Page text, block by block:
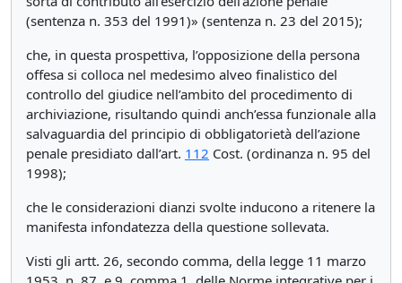
(sentenza n. 353 del 1991)» (sentenza n. 23 del 2015);
che, in questa prospettiva, l’opposizione della persona
offesa si colloca nel medesimo alveo finalistico del
controllo del giudice nell’ambito del procedimento di
archiviazione, risultando quindi anch’essa funzionale alla
salvaguardia del principio di obbligatorietà dell’azione
penale presidiato dall’art. 112 Cost. (ordinanza n. 95 del
1998);
che le considerazioni dianzi svolte inducono a ritenere la
manifesta infondatezza della questione sollevata.
Visti gli artt. 26, secondo comma, della legge 11 marzo